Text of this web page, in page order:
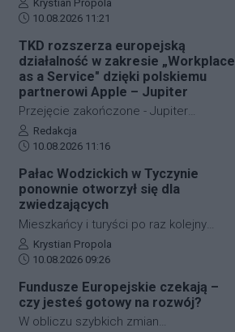
Komisarza Wyborczego w Rzeszowie
ośmiu komitetów, które zamierzają
uczestniczyć w wyborach. Cztery z
nich to komitety partii politycznych,
kolejne cztery powstały wokół
lokalnych samorządowców i osób
związanych z gminą. Termin
Wyborcze.
Krystian Propola
Data dodania artykułu:
10.08.2026 11:21
TKD rozszerza europejską
działalność w zakresie „Workplace
as a Service" dzięki polskiemu
partnerowi Apple – Jupiter
Przejęcie zakończone - Jupiter
kontynuuje działalność z
dotychczasowym zarządem,
zespołem, lokalizacją i marką.
Autor artykułu:
Redakcja
Data dodania artykułu:
10.08.2026 11:16
Pałac Wodzickich w Tyczynie
ponownie otworzył się dla
zwiedzających
Mieszkańcy i turyści po raz kolejny
mogli zajrzeć do wnętrz Pałacu
Wodzickich w Tyczynie. W niedzielę, 9
zorganizował wakacyjne zwiedzanie
zabytkowej rezydencji, która od ponad
Autor artykułu:
Krystian Propola
Data dodania artykułu:
10.08.2026 09:26
Fundusze Europejskie czekają –
czy jesteś gotowy na rozwój?
W obliczu szybkich zmian